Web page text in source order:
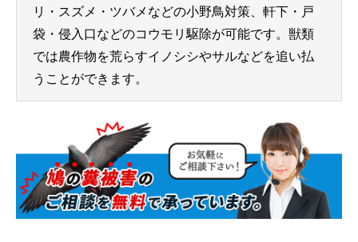
リ・スズメ・ツバメなどの小野鳥対策、軒下・戸
袋・侵入口などのコウモリ駆除が可能です。獣類
では農作物を荒らすイノシシやサルなどを追い払
うことができます。